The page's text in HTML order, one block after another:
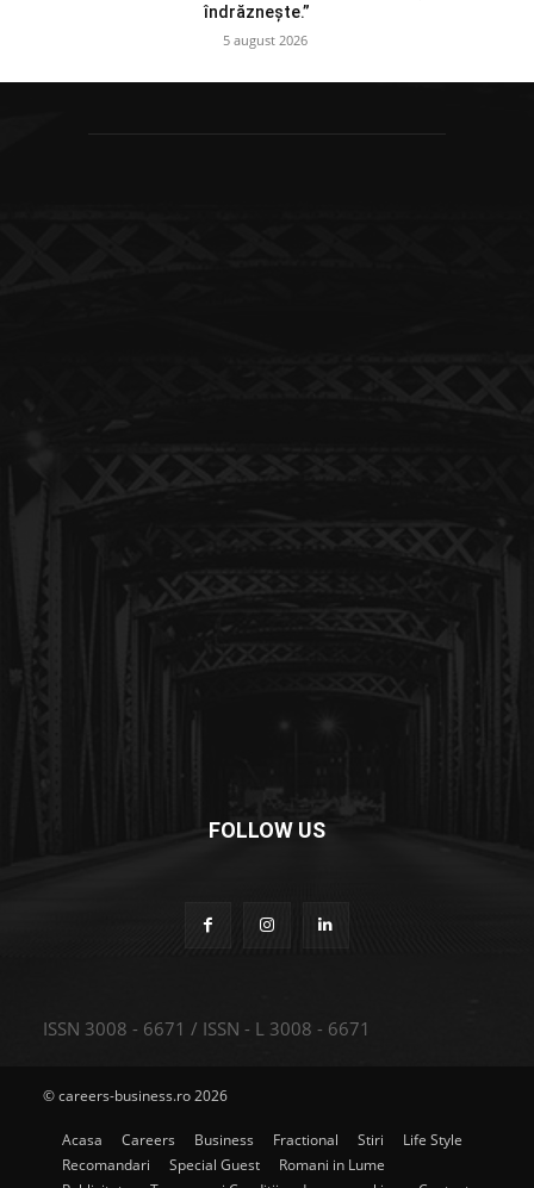
îndrăznește.”
5 august 2026
FOLLOW US
ISSN 3008 - 6671 / ISSN - L 3008 - 6671
© careers-business.ro 2026
Acasa Careers Business Fractional Stiri
Life Style
Recomandari
Special Guest
Romani in Lume